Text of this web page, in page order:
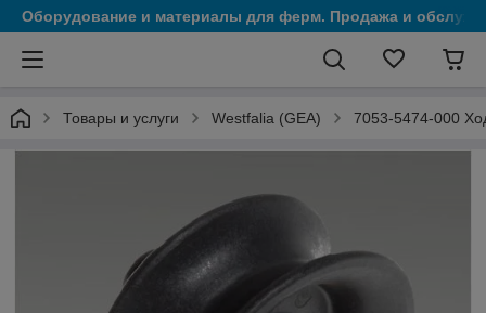
Оборудование и материалы для ферм. Продажа и
Товары и услуги Westfalia (GEA) 7053-5474-000